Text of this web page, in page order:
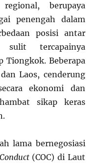
berupaya
penengah dalam
posisi antar
sulit tercapainya
Tiongkok. Beberapa
Laos, cenderung
ekonomi dan
sikap keras
lama bernegosiasi
(COC) di Laut